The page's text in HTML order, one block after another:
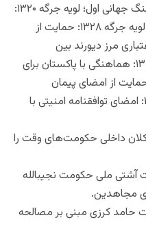
لویه جرگه ۱۲۹۴: اعلام بی‌طرفی در جنگ جهانی اول؛ لویه جرگه ۱۳۲۰:
اعلام بی‌طرفی در جنگ جهانی دوم؛ لویه جرگه ۱۳۲۸: حمایت از
مرز دیورند بین
افغانستان و پاکستان؛ لویه جرگه ۱۳۸۸: هماهنگی با پاکستان برای
با طالبان؛ لویه جرگه ۱۳۹۰: حمایت از امضای پیمان
استراتژیک با آمریکا و لویه جرگه ۱۳۹۲: امضای توافقنامه امنیتی با
داخلی حکومت‌های وقت را
۱. لویه جرگه ۱۳۶۸: حمایت از سیاست آشتی ملی حکومت نجیب‎الله
مجاهدین.
از حکومت حامد کرزی مبنی بر مصالحه